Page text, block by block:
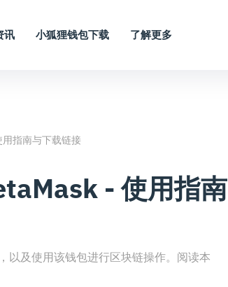
讯 小狐狸钱包下载 了解更多
用指南与下载链接
- 使用指南
以及使用该钱包进行区块链操作。阅读本